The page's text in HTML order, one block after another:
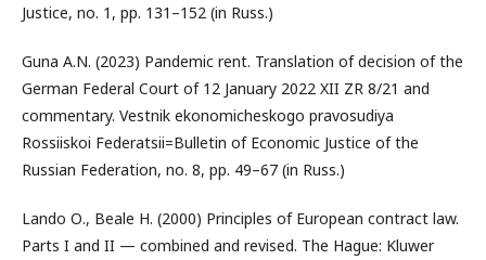
Justice, no. 1, pp. 131–152 (in Russ.)
Guna A.N. (2023) Pandemic rent. Translation of decision of the
German Federal Court of 12 January 2022 XII ZR 8/21 and
commentary. Vestnik ekonomicheskogo pravosudiya
Rossiiskoi Federatsii=Bulletin of Economic Justice of the
Russian Federation, no. 8, pp. 49–67 (in Russ.)
Lando Ο., Beale Η. (2000) Principles of European contract law.
Parts I and II — combined and revised. The Hague: Kluwer